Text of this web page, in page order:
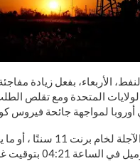
الأربعاء، بفعل زيادة
المتحدة ومع تقلص
أوروبا لمواجهة جائحة فيروس
50.65 دولارًا